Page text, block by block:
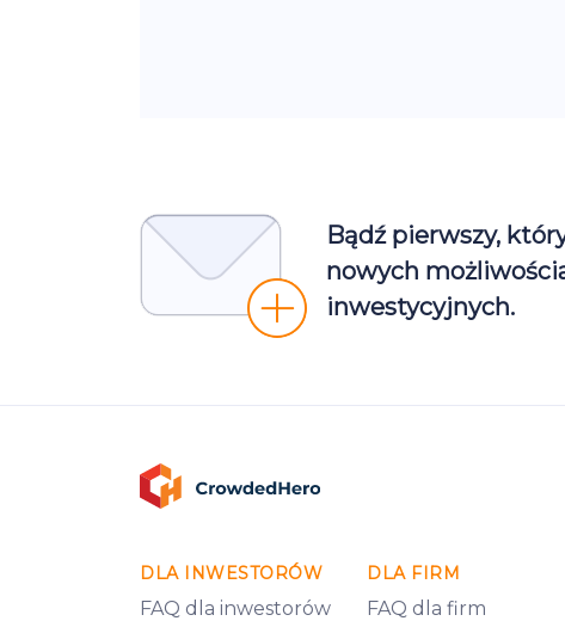
Bądź pierwszy,
nowych
inwestycyjnych.
DLA INWESTORÓW
FAQ dla inwestorów
DLA FIRM
FAQ dla firm